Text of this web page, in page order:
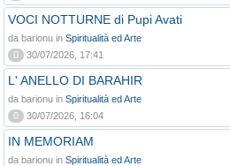
VOCI NOTTURNE di Pupi Avati
da barionu in Spiritualità ed Arte
0
30/07/2026, 17:41
L' ANELLO DI BARAHIR
da barionu in Spiritualità ed Arte
0
30/07/2026, 16:04
IN MEMORIAM
da barionu in Spiritualità ed Arte